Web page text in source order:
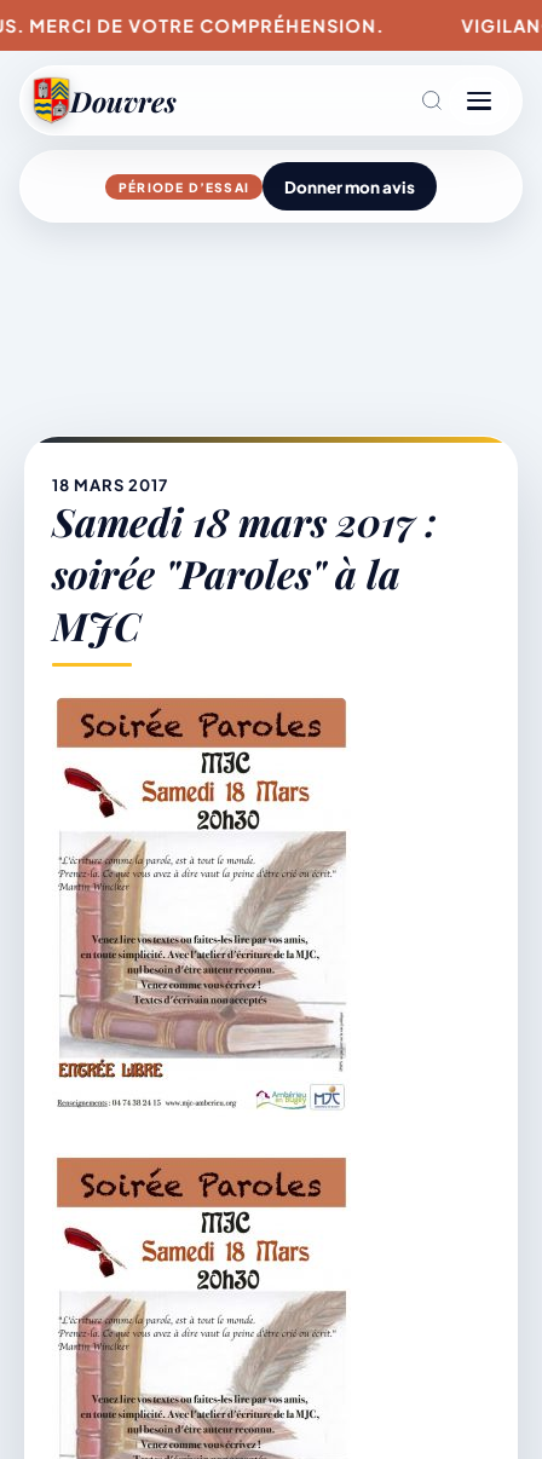
MERCI DE VOTRE COMPRÉHENSION.
Douvres
Agenda
Mairie & Vie municipale
Démarches & Vie pratique
Vie locale & Associations
Découvrir la commune
VENDREDI 7 AOÛT 2026
Secrétariat ouvert
Lundi, mardi, jeudi, vendredi de 8h30 à 12h et
après-midi sur rendez-vous. Samedi sur rendez-
vous.
mairie@douvres.fr
140 Place de la Babillière, 01500 Douvres
Contacter la mairie
Le guichet des associations
publier une annonce
PÉRIODE D’ESSAI Donner mon avis
18 MARS 2017
Samedi 18 mars 2017 :
soirée "Paroles" à la
MJC